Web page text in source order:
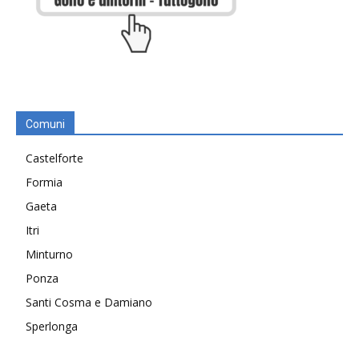
Comuni
Castelforte
Formia
Gaeta
Itri
Minturno
Ponza
Santi Cosma e Damiano
Sperlonga